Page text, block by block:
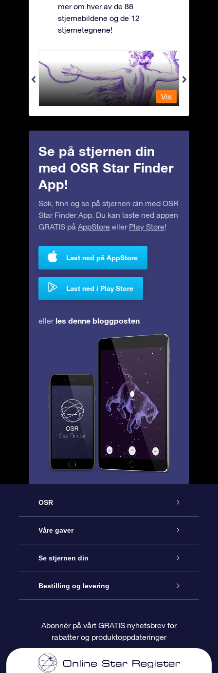
mer om hver av de 88
stjernebildene og de 12
stjernetegnene!
Andromeda - Den lenkede jomfrua
Vis
Se på stjernen din
med OSR Star Finder
App!
Søk, finn og se på stjernen din med OSR
Star Finder App. Du kan laste ned appen
GRATIS på AppStore eller Play Store!
Last ned på AppStore
Last ned i Play Store
eller les denne bloggposten
OSR
Kundeservice
Kontakt oss
Bloggen
Anmeldelser
Våre gaver
Online Stjernegave
OSR Gavepakke
OSR-gavekortet
Bedriftsgaver
Se stjernen din
Star Register
Pesontilpasset stjerneside
One Million Stars
Bestilling og levering
Betalingsinformasjon
Fraktinformasjon
Abonnér på vårt GRATIS nyhetsbrev for
rabatter og produktoppdateringer